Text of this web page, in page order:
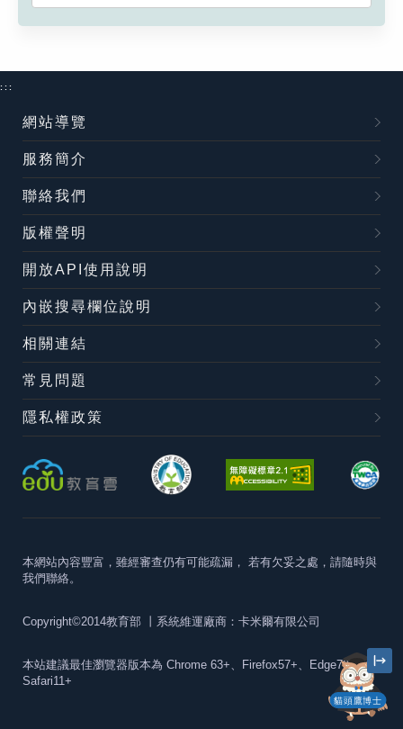
貓頭鷹博士
:::
網站導覽
服務簡介
聯絡我們
版權聲明
開放API使用說明
內嵌搜尋欄位說明
相關連結
常見問題
隱私權政策
本網站內容豐富，雖經審查仍有可能疏漏， 若有欠妥之處，請隨時與
我們聯絡。
Copyright©2014教育部 丨系統維運廠商：卡米爾有限公司
本站建議最佳瀏覽器版本為 Chrome 63+、Firefox57+、Edge79+及
Safari11+